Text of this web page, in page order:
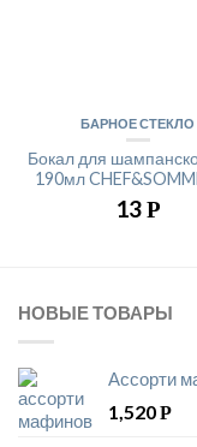
БАРНОЕ СТЕКЛО
Бокал для
190мл
13Р
НОВЫЕ ТОВАРЫ
Ассорти
1,520Р